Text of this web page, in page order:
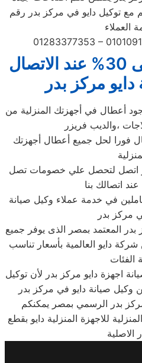
مع توكيل دايو في مركز بدر رقم
01283377353 –
خصومات تصل الى 30% عند الاتصال
مركز بدر
أعطال في أجهزتك المنزلية من
،والديب فريزر
فورا لحل جميع أعطال أجهزتك
اتصل لتحصل علي خصومات تصل
في خدمة عملاء وكيل صيانة
بدر المعتمد بمصر الذى يوفر جميع
دايو العالمية بأسعار تناسب
الفئات
اجهزة دايو مركز بدر لأن توكيل
وكيل صيانة دايو في مركز بدر
بدر الرسمي بمصر يمكنكم
للاجهزة المنزلية دايو بقطع
الاصلية